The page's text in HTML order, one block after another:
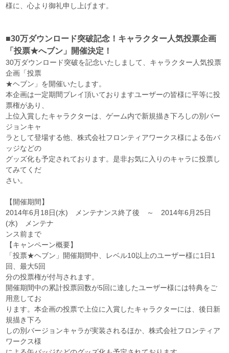
様に、心より御礼申し上げます。
■30万ダウンロード突破記念！キャラクター人気投票企画
「投票★へブン」開催決定！
30万ダウンロード突破を記念いたしまして、キャラクター人気投票
企画「投票
★ヘブン」を開催いたします。
本企画は一定期間プレイ頂いておりますユーザーの皆様に平等に投
票権があり、
上位入賞したキャラクターは、ゲーム内で新規描き下ろしの別バー
ジョンキャ
ラとして登場する他、株式会社フロンティアワークス様による缶バ
ッジなどの
グッズ化も予定されております。是非お気に入りのキャラに投票し
てみてくだ
さい。
【開催期間】
2014年6月18日(水) メンテナンス終了後 ～ 2014年6月25日
(水) メンテナ
ンス前まで
【キャンペーン概要】
「投票★ヘブン」開催期間中、レベル10以上のユーザー様に1日1
回、最大5回
分の投票権が付与されます。
開催期間中の累計投票回数が5回に達したユーザー様には特典をご
用意してお
ります。本企画の投票で上位に入賞したキャラクターには、後日新
規描き下ろ
しの別バージョンキャラが実装されるほか、株式会社フロンティア
ワークス様